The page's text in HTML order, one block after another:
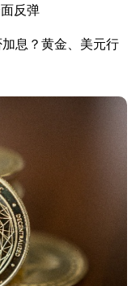
反弹
息？黄金、美元行